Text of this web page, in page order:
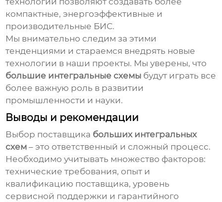
компактные, энергоэффективные и
производительные БИС.
Мы внимательно следим за этими
тенденциями и стараемся внедрять новые
технологии в наши проекты. Мы уверены, что
большие интегральные схемы будут играть все
более важную роль в развитии
промышленности и науки.
Выводы и рекомендации
Выбор поставщика больших интегральных
схем – это ответственный и сложный процесс.
Необходимо учитывать множество факторов:
технические требования, опыт и
квалификацию поставщика, уровень
сервисной поддержки и гарантийного